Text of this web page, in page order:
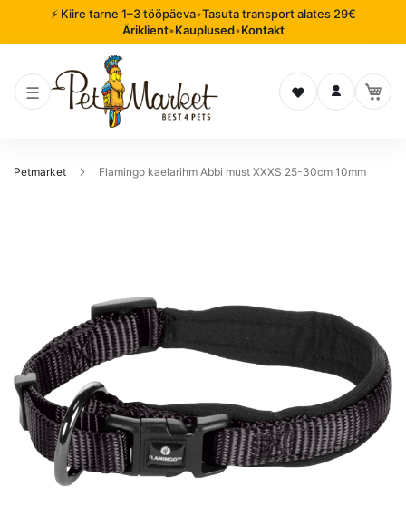
⚡ Kiire tarne 1–3 tööpäeva•Tasuta transport alates 29€
Äriklient•Kauplused•Kontakt
Soovinimekiri
Logi sisse
Petmarket Flamingo kaelarihm Abbi must XXXS 25-30cm 10mm